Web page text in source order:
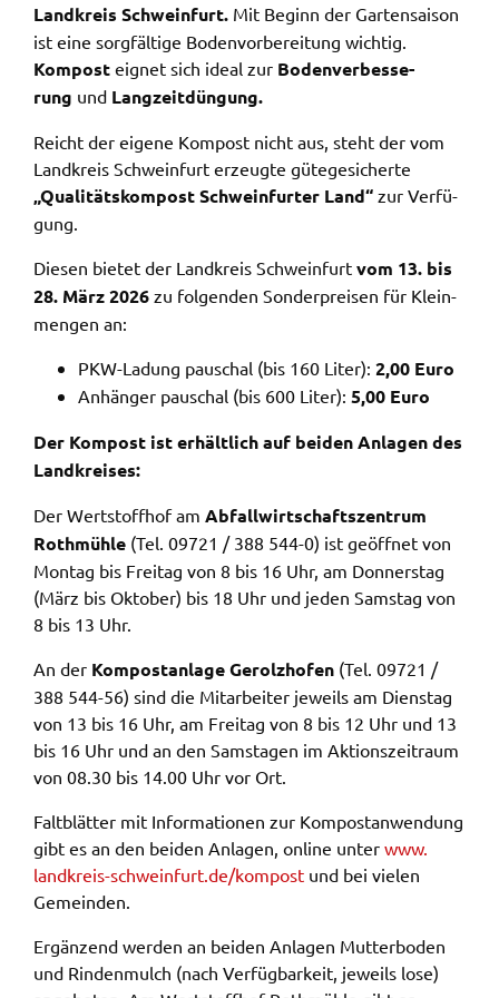
Land­kreis Schwein­furt. Mit Beginn der Garten­sai­son
ist eine sorg­fäl­ti­ge Boden­vor­be­rei­tung wich­tig.
Kompost eignet sich ideal zur Boden­ver­bes­se­
rung und Lang­zeit­dün­gung.
Reicht der eige­ne Kompost nicht aus, steht der vom
Land­kreis Schwein­furt erzeug­te güte­ge­si­cher­te
„Quali­täts­kom­post Schwein­fur­ter Land“ zur Verfü­
gung.
Diesen bietet der Land­kreis Schwein­furt vom 13. bis
28. März 2026 zu folgen­den Sonder­prei­sen für Klein­
men­gen an:
PKW-Ladung pauschal (bis 160 Liter): 2,00 Euro
Anhän­ger pauschal (bis 600 Liter): 5,00 Euro
Der Kompost ist erhält­lich auf beiden Anla­gen des
Land­krei­ses:
Der Wert­stoff­hof am Abfall­wirt­schafts­zen­trum
Roth­müh­le (Tel. 09721 / 388 544-0) ist geöff­net von
Montag bis Frei­tag von 8 bis 16 Uhr, am Donners­tag
(März bis Okto­ber) bis 18 Uhr und jeden Sams­tag von
8 bis 13 Uhr.
An der Kompost­an­la­ge Gerolz­hofen (Tel. 09721 /
388 544-56) sind die Mitar­bei­ter jeweils am Diens­tag
von 13 bis 16 Uhr, am Frei­tag von 8 bis 12 Uhr und 13
bis 16 Uhr und an den Sams­ta­gen im Akti­ons­zeit­raum
von 08.30 bis 14.00 Uhr vor Ort.
Falt­blät­ter mit Infor­ma­tio­nen zur Kompost­an­wen­dung
gibt es an den beiden Anla­gen, online unter www.​
landkreis-​schweinfurt.​de/​kompost und bei vielen
Gemein­den.
Ergän­zend werden an beiden Anla­gen Mutter­bo­den
und Rinden­mulch (nach Verfüg­bar­keit, jeweils lose)
Zweck:
Speicherung Einwilligung Datenschutzhinweise
Cookie Laufzeit:
1 Jahr
Frontend Benutzer
Anbieter:
Landratsamt Schweinfurt
Anonyme Klickzählung
Cookie Laufzeit:
Name:
accessibility
Anbieter:
Landratsamt Schweinfurt
Zweck:
Kontrast und Schriftgröße
Cookie Laufzeit:
Session
EXTERNE MEDIEN
Wir weisen darauf hin, dass die Verarbeitung Ihrer
Daten bei Aktivierung dieser Auswahlaußerhalb
des Verantwortungsbereichs des Landratsamtes
Schweinfurt liegt und hierfür ausschließlich die
Datenschutzbestimmungen des Anbieters YouTube